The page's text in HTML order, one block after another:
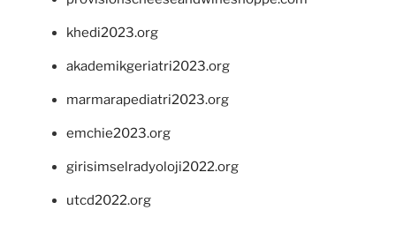
khedi2023.org
akademikgeriatri2023.org
marmarapediatri2023.org
emchie2023.org
girisimselradyoloji2022.org
utcd2022.org